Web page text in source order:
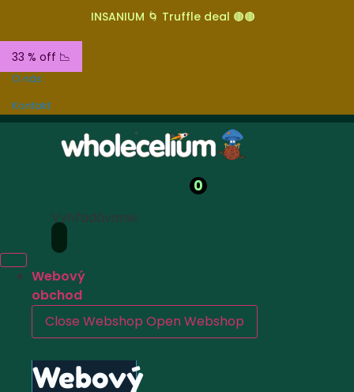
INSANIUM 🌀 Truffle deal 🟤🟤
33 % off 📉
O nás
Kontakt
0
Vyhľadávanie
Webový
obchod
Close Webshop Open Webshop
Webový